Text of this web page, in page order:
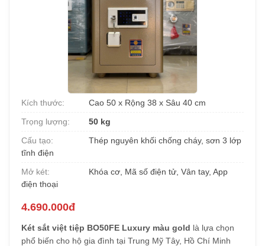
Kích thước:
Cao 50 x Rộng 38 x Sâu 40 cm
Trọng lượng:
50 kg
Cấu tạo:
Thép nguyên khối chống cháy, sơn 3 lớp
tĩnh điện
Mở két:
Khóa cơ, Mã số điện tử, Vân tay, App
điện thoại
4.690.000đ
Két sắt việt tiệp BO50FE Luxury màu gold là lựa chọn
phổ biến cho hộ gia đình tại Trung Mỹ Tây, Hồ Chí Minh